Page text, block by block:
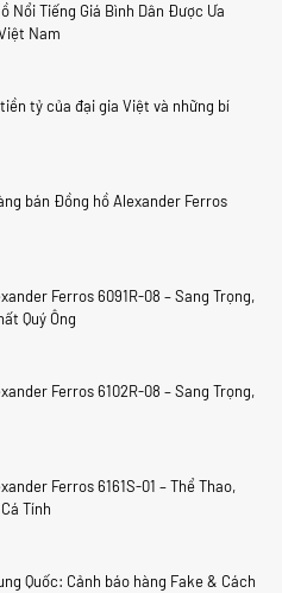
Nổi Tiếng Giá Bình Dân Được Ưa
Nam
tỷ của đại gia Việt và những bí
bán Đồng hồ Alexander Ferros
Ferros 6091R-08 – Sang Trọng,
Quý Ông
Ferros 6102R-08 – Sang Trọng,
Ferros 6161S-01 – Thể Thao,
Tính
Quốc: Cảnh báo hàng Fake & Cách